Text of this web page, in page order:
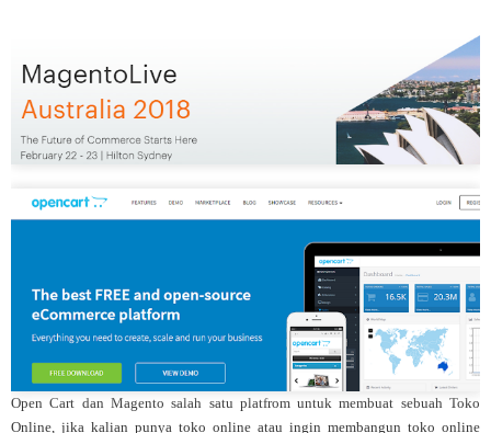
Open Cart dan Magento salah satu platfrom untuk membuat sebuah Toko
Online, jika kalian punya toko online atau ingin membangun toko online